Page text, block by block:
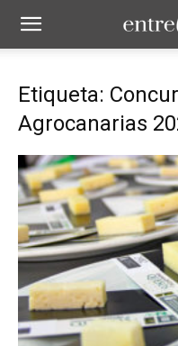
Etiqueta:
Agrocanarias